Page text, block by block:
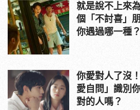
就是說不上來
個「不討喜」
你遇過哪一種？
你愛對人了沒
愛自問」識別
對的人嗎？